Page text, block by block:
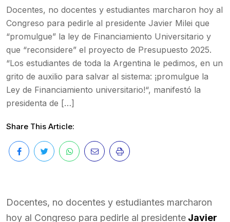
Docentes, no docentes y estudiantes marcharon hoy al
Congreso para pedirle al presidente Javier Milei que
“promulgue” la ley de Financiamiento Universitario y
que “reconsidere” el proyecto de Presupuesto 2025.
“Los estudiantes de toda la Argentina le pedimos, en un
grito de auxilio para salvar al sistema: ¡promulgue la
Ley de Financiamiento universitario!“, manifestó la
presidenta de […]
Share This Article:
Docentes, no docentes y estudiantes marcharon
hoy al Congreso para pedirle al presidente Javier